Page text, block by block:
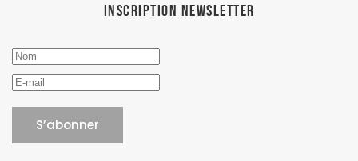
Inscription newsletter